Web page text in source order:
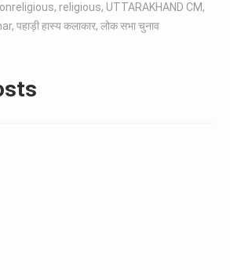
, religious, UTTARAKHAND CM,
, पहाड़ी हास्य कलाकार, लोक सभा चुनाव